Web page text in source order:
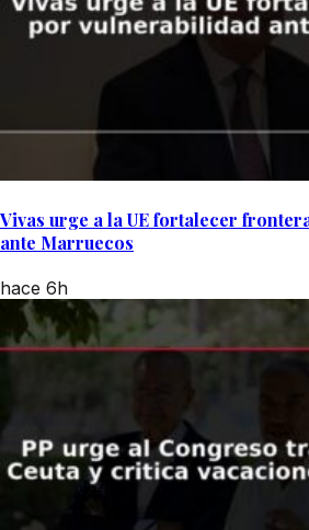
Vivas urge a la UE fortalecer
ante Marruecos
hace 6h